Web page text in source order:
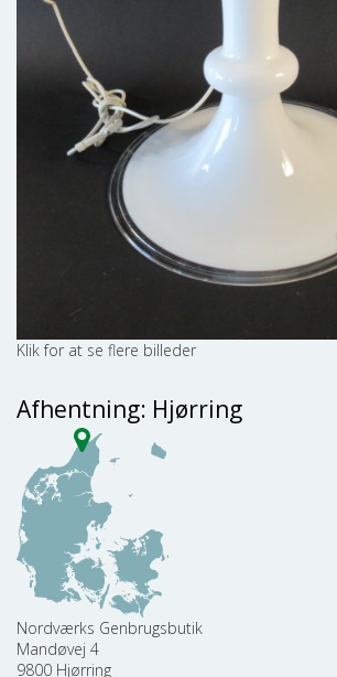
Afhentning: Hjørring
Nordværks Genbrugsbutik
Mandøvej 4
9800 Hjørring